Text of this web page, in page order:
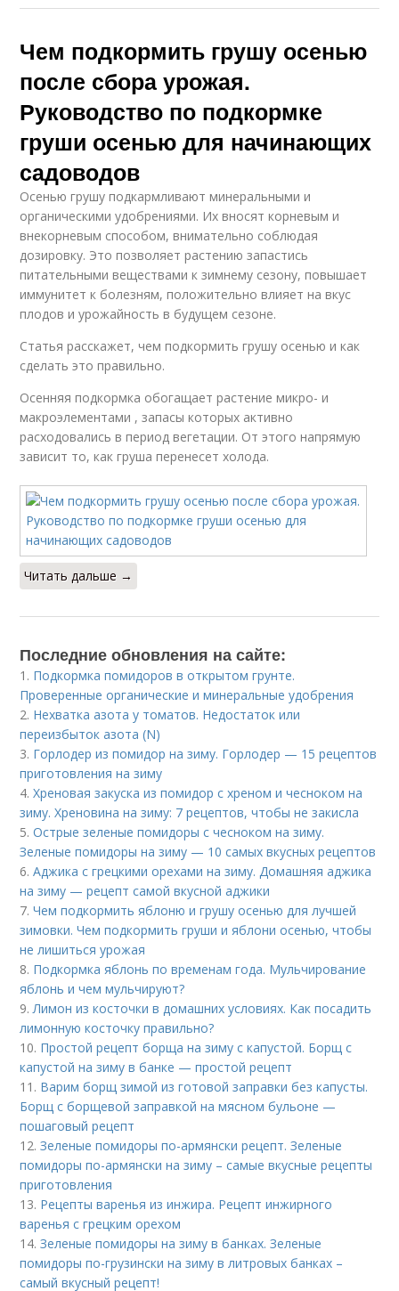
Чем подкормить грушу осенью
после сбора урожая.
Руководство по подкормке
груши осенью для начинающих
садоводов
Осенью грушу подкармливают минеральными и
органическими удобрениями. Их вносят корневым и
внекорневым способом, внимательно соблюдая
дозировку. Это позволяет растению запастись
питательными веществами к зимнему сезону, повышает
иммунитет к болезням, положительно влияет на вкус
плодов и урожайность в будущем сезоне.
Статья расскажет, чем подкормить грушу осенью и как
сделать это правильно.
Осенняя подкормка обогащает растение микро- и
макроэлементами , запасы которых активно
расходовались в период вегетации. От этого напрямую
зависит то, как груша перенесет холода.
Читать дальше →
Последние обновления на сайте:
1. Подкормка помидоров в открытом грунте.
Проверенные органические и минеральные удобрения
2. Нехватка азота у томатов. Недостаток или
переизбыток азота (N)
3. Горлодер из помидор на зиму. Горлодер — 15 рецептов
приготовления на зиму
4.Хреновая закуска из помидор с хреном и чесноком на
зиму. Хреновина на зиму: 7 рецептов, чтобы не закисла
5.Острые зеленые помидоры с чесноком на зиму.
Зеленые помидоры на зиму — 10 самых вкусных рецептов
6.Аджика с грецкими орехами на зиму. Домашняя аджика
на зиму — рецепт самой вкусной аджики
7.Чем подкормить яблоню и грушу осенью для лучшей
зимовки. Чем подкормить груши и яблони осенью, чтобы
не лишиться урожая
8. Подкормка яблонь по временам года. Мульчирование
яблонь и чем мульчируют?
9.Лимон из косточки в домашних условиях. Как посадить
лимонную косточку правильно?
10. Простой рецепт борща на зиму с капустой. Борщ с
капустой на зиму в банке — простой рецепт
11. Варим борщ зимой из готовой заправки без капусты.
Борщ с борщевой заправкой на мясном бульоне —
пошаговый рецепт
12.Зеленые помидоры по-армянски рецепт. Зеленые
помидоры по-армянски на зиму – самые вкусные рецепты
приготовления
13. Рецепты варенья из инжира. Рецепт инжирного
варенья с грецким орехом
14.Зеленые помидоры на зиму в банках. Зеленые
помидоры по-грузински на зиму в литровых банках –
самый вкусный рецепт!